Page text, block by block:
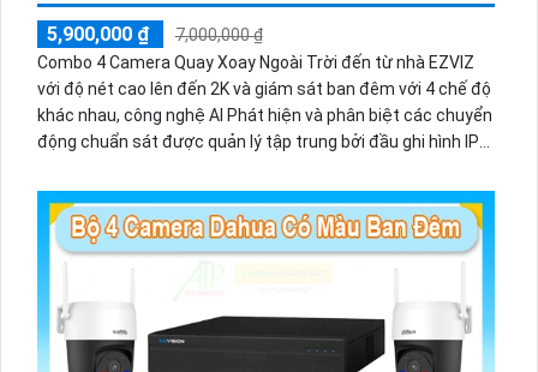
5,900,000 ₫
7,000,000 ₫
Combo 4 Camera Quay Xoay Ngoài Trời đến từ nhà EZVIZ
với độ nét cao lên đến 2K và giám sát ban đêm với 4 chế độ
khác nhau, công nghệ AI Phát hiện và phân biệt các chuyển
động chuẩn sát được quản lý tập trung bởi đầu ghi hình IP